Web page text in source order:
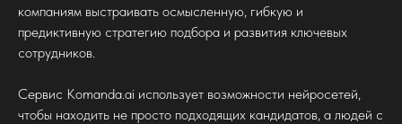
компаниям выстраивать осмысленную, гибкую и
предиктивную стратегию подбора и развития ключевых
сотрудников.
Сервис Komanda.ai использует возможности нейросетей,
чтобы находить не просто подходящих кандидатов, а людей с